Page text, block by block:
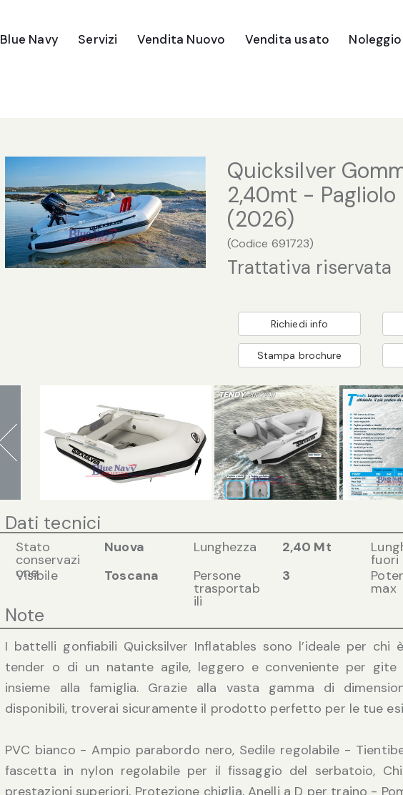
Blue Navy Servizi Vendita Nuovo
Ricambi e Accessori
Vendita usato Noleggio
Quicksilver
2,40mt - Pagliolo
(2026)
(Codice 691723)
Trattativa riservata
Richiedi info
Stampa brochure
Dati tecnici
Stato
conservazi
one
Nuova Lunghezza 2,40 Mt
Visibile
Toscana Persone
trasportab
ili
3
max
Note
I battelli gonfiabili Quicksilver Inflatables sono l’ideale per chi
tender o di un natante agile, leggero e conveniente per
insieme alla famiglia. Grazie alla vasta gamma di
disponibili, troverai sicuramente il prodotto perfetto per le tue
PVC bianco - Ampio parabordo nero, Sedile regolabile -
fascetta in nylon regolabile per il fissaggio del serbatoio,
prestazioni superiori, Protezione chiglia, Anelli a D per traino -